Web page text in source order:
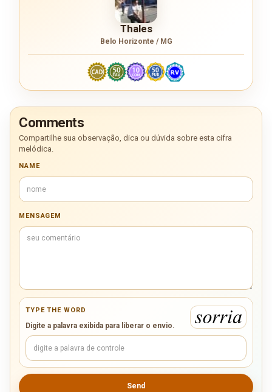
Thales
Belo Horizonte / MG
Comments
Compartilhe sua observação, dica ou dúvida sobre esta cifra
melódica.
NAME
MENSAGEM
TYPE THE WORD
Digite a palavra exibida para liberar o envio.
Send